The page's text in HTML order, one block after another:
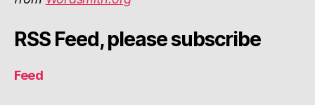
RSS Feed, please subscribe
Feed